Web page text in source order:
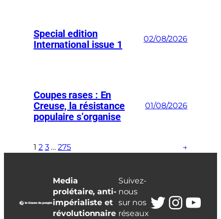
Special edition
International issue 1
02/08/2026
Coupes rases : En
Creuse, la résistance
populaire s’organise
01/08/2026
1 2 3 … 275 →
Media
prolétaire, anti-
impérialiste et
révolutionnaire
Suivez-
nous
sur nos
réseaux
Twitter